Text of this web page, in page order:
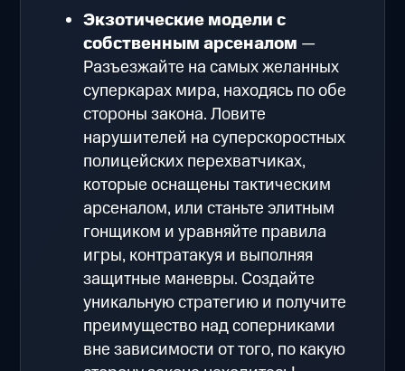
Экзотические модели с
собственным арсеналом —
Разъезжайте на самых желанных
суперкарах мира, находясь по обе
стороны закона. Ловите
нарушителей на суперскоростных
полицейских перехватчиках,
которые оснащены тактическим
арсеналом, или станьте элитным
гонщиком и уравняйте правила
игры, контратакуя и выполняя
защитные маневры. Создайте
уникальную стратегию и получите
преимущество над соперниками
вне зависимости от того, по какую